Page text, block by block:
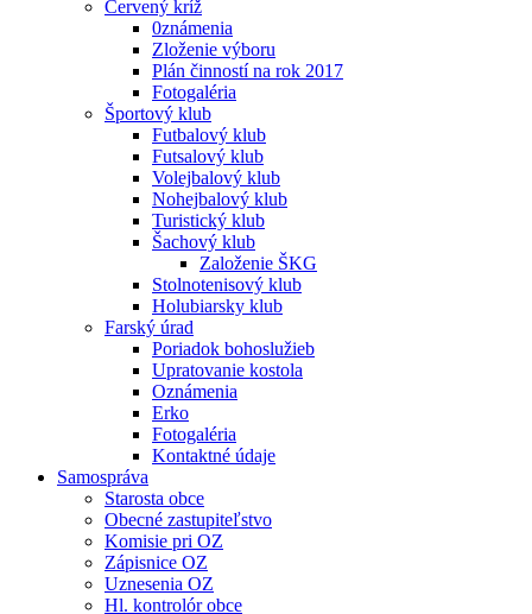
Červený kríž
0známenia
Zloženie výboru
Plán činností na rok 2017
Fotogaléria
Športový klub
Futbalový klub
Futsalový klub
Volejbalový klub
Nohejbalový klub
Turistický klub
Šachový klub
Založenie ŠKG
Stolnotenisový klub
Holubiarsky klub
Farský úrad
Poriadok bohoslužieb
Upratovanie kostola
Oznámenia
Erko
Fotogaléria
Kontaktné údaje
Samospráva
Starosta obce
Obecné zastupiteľstvo
Komisie pri OZ
Zápisnice OZ
Uznesenia OZ
Hl. kontrolór obce